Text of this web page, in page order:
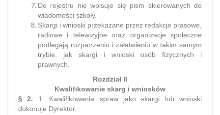
Do rejestru nie wpisuje się pism skierowanych do
wiadomości szkoły.
Skargi i wnioski przekazane przez redakcje prasowe,
radiowe i telewizyjne oraz organizacje społeczne
podlegają rozpatrzeniu i załatwieniu w takim samym
trybie, jak skargi i wnioski osób fizycznych i
prawnych.
Rozdział II
Kwalifikowanie skarg i wniosków
§ 2. 1. Kwalifikowania spraw jako skargi lub wnioski
dokonuje Dyrektor.